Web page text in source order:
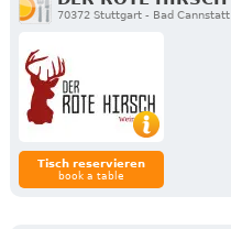
70372 Stuttgart - Bad Cannstatt
Tisch reservieren
book a table